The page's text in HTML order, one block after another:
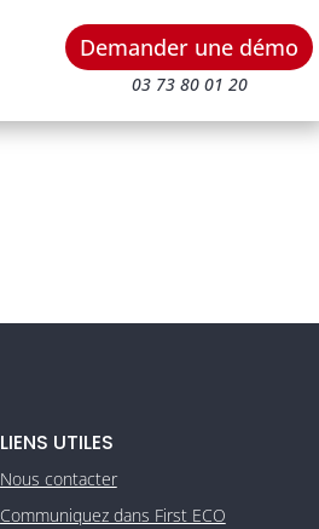
Demander une démo
03 73 80 01 20
LIENS UTILES
Nous contacter
Communiquez dans First ECO